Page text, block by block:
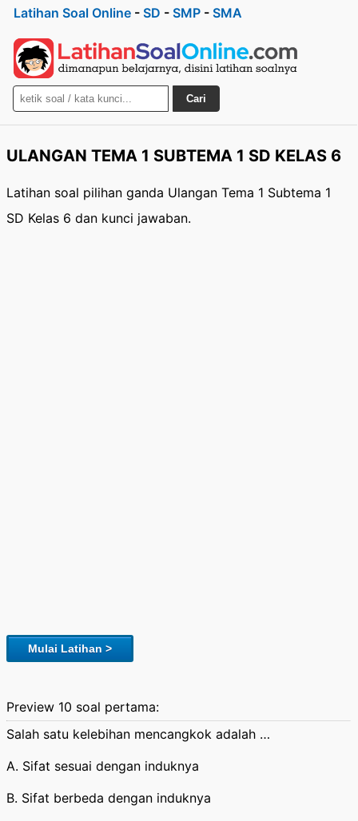
Latihan Soal Online - SD - SMP - SMA
Cari
ULANGAN TEMA 1 SUBTEMA 1 SD KELAS 6
Latihan soal pilihan ganda Ulangan Tema 1 Subtema 1
SD Kelas 6 dan kunci jawaban.
Mulai Latihan >
Preview 10 soal pertama:
Salah satu kelebihan mencangkok adalah …
A. Sifat sesuai dengan induknya
B. Sifat berbeda dengan induknya